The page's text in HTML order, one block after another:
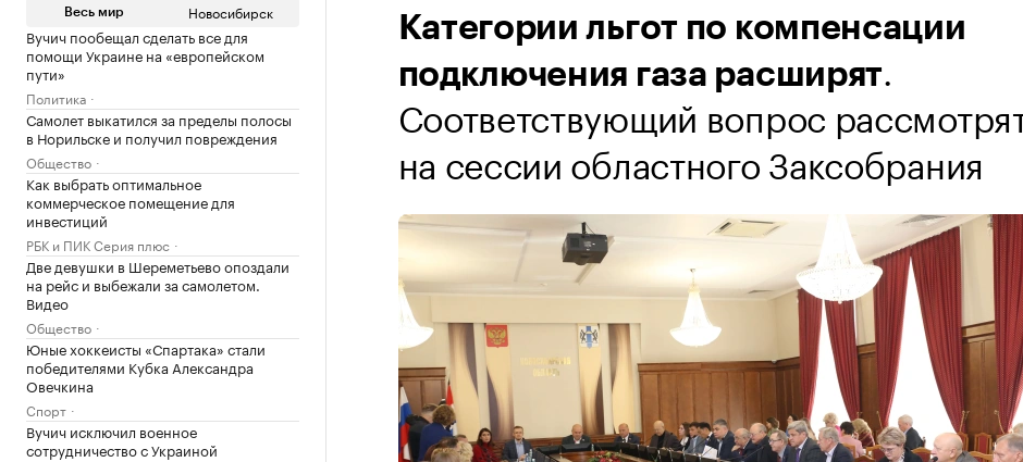
Весь мир Новосибирск
Вучич пообещал сделать все для
помощи Украине на «европейском
пути»
Политика
Самолет выкатился за пределы полосы
в Норильске и получил повреждения
Общество
Как выбрать оптимальное
коммерческое помещение для
инвестиций
РБК и ПИК Серия плюс
Две девушки в Шереметьево опоздали
на рейс и выбежали за самолетом.
Видео
Общество
Юные хоккеисты «Спартака» стали
победителями Кубка Александра
Овечкина
Спорт
Вучич исключил военное
сотрудничество с Украиной
Категории льгот по компенсации
подключения газа расширят.
Соответствующий вопрос
на сессии областного Заксобрания